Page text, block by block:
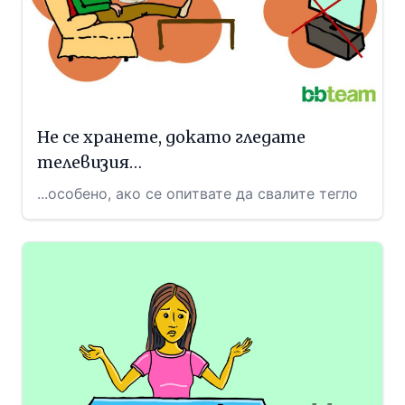
Не се хранете, докато гледате
телевизия…
...особено, ако се опитвате да свалите тегло